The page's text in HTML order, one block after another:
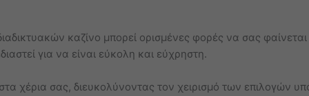
καζίνο μπορεί ορισμένες φορές να σας
για να είναι εύκολη και εύχρηστη.
χέρια σας, διευκολύνοντας τον χειρισμό των επιλογών